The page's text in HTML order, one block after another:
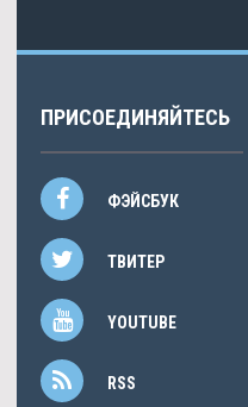
ПРИСОЕДИНЯЙТЕСЬ
ФЭЙСБУК
ТВИТЕР
YOUTUBE
RSS